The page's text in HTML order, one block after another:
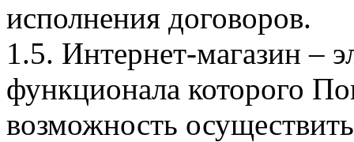
исполнения договоров.
1.5. Интернет-магазин –
функционала которого
возможность